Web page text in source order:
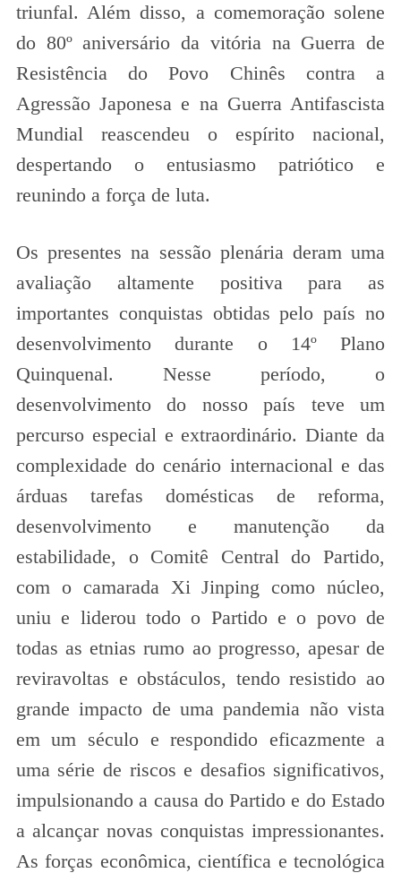
triunfal. Além disso, a comemoração solene
do 80º aniversário da vitória na Guerra de
Resistência do Povo Chinês contra a
Agressão Japonesa e na Guerra Antifascista
Mundial reascendeu o espírito nacional,
despertando o entusiasmo patriótico e
reunindo a força de luta.
Os presentes na sessão plenária deram uma
avaliação altamente positiva para as
importantes conquistas obtidas pelo país no
desenvolvimento durante o 14º Plano
Quinquenal. Nesse período, o
desenvolvimento do nosso país teve um
percurso especial e extraordinário. Diante da
complexidade do cenário internacional e das
árduas tarefas domésticas de reforma,
desenvolvimento e manutenção da
estabilidade, o Comitê Central do Partido,
com o camarada Xi Jinping como núcleo,
uniu e liderou todo o Partido e o povo de
todas as etnias rumo ao progresso, apesar de
reviravoltas e obstáculos, tendo resistido ao
grande impacto de uma pandemia não vista
em um século e respondido eficazmente a
uma série de riscos e desafios significativos,
impulsionando a causa do Partido e do Estado
a alcançar novas conquistas impressionantes.
As forças econômica, científica e tecnológica